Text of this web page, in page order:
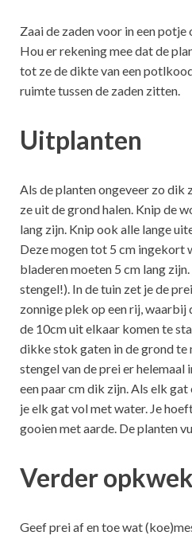
Zaai de zaden voor in een
Hou er rekening mee dat de
tot ze de dikte van een
ruimte tussen de zaden zitten.
Uitplanten
Als de planten ongeveer zo dik
ze uit de grond halen. Knip de
lang zijn. Knip ook alle lange
Deze mogen tot 5 cm ingekort
bladeren moeten 5 cm lang
stengel!). In de tuin zet je de
zonnige plek op een rij,
de 10cm uit elkaar komen te
dikke stok gaten in de grond te
stengel van de prei er helemaal
een paar cm dik zijn. Als elk
je elk gat vol met water. Je
gooien met aarde. De planten
Verder
Geef prei af en toe wat